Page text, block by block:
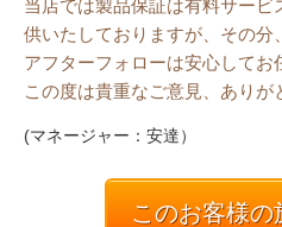
当店では製品保証は有料サー
供いたしておりますが、その
アフターフォローは安心してお
この度は貴重なご意見、ありが
(マネージャー：安達）
このお客様の